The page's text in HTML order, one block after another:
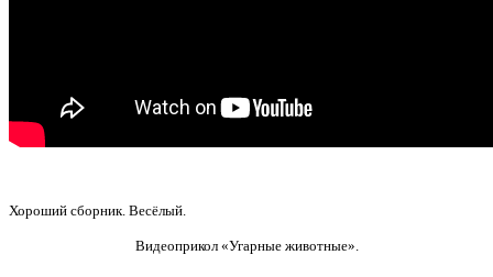
Хороший сборник. Весёлый.
Видеоприкол «Угарные животные».